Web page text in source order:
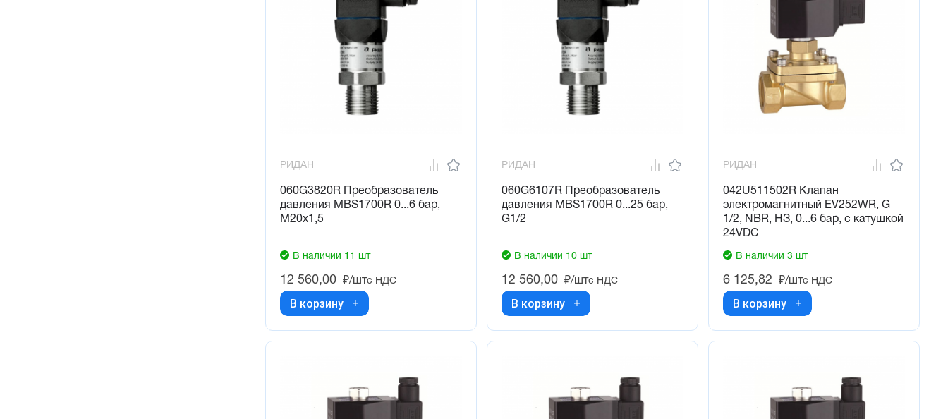
РИДАН
060G3820R Преобразователь
давления MBS1700R 0...6 бар,
М20х1,5
В наличии 11 шт
12 560,00 ₽/штс НДС
В корзину
РИДАН
060G6107R Преобразователь
давления MBS1700R 0...25 бар,
G1/2
В наличии 10 шт
12 560,00 ₽/штс НДС
В корзину
РИДАН
042U511502R Клапан
электромагнитный EV252WR, G
1/2, NBR, НЗ, 0...6 бар, с катушкой
24VDC
В наличии 3 шт
6 125,82 ₽/штс НДС
В корзину